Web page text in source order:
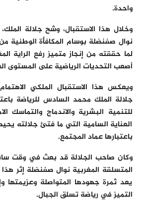
واحدة.
وخلال هذا الاستقبال، وشح جلالة
نوال صفنضلة بوسام المكافأة الوطنية
لما حققته من إنجاز متميز رفع الراية
أصعب التحديات الرياضية على المستوى
ويعكس هذا الاستقبال الملكي
جلالة الملك محمد السادس للرياضة
للتنمية البشرية والاندماج والتماسك
العناية السامية التي ما فتئ جلالته
باعتبارها عماد المجتمع.
وكان صاحب الجلالة قد بعث في وقت
المتسلقة المغربية نوال صفنضلة إثر هذا
يعد ثمرة جهودها المتواصلة وعزيمتها
التميز في رياضة تسلق الجبال.